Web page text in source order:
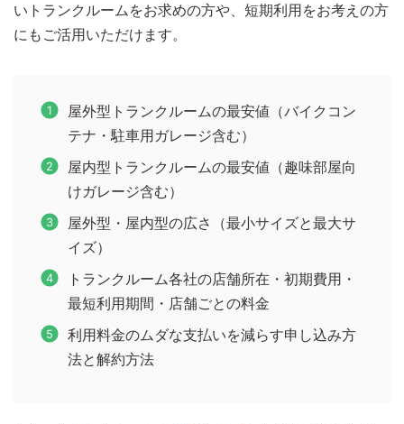
いトランクルームをお求めの方や、短期利用をお考えの方
にもご活用いただけます。
屋外型トランクルームの最安値（バイクコン
テナ・駐車用ガレージ含む）
屋内型トランクルームの最安値（趣味部屋向
けガレージ含む）
屋外型・屋内型の広さ（最小サイズと最大サ
イズ）
トランクルーム各社の店舗所在・初期費用・
最短利用期間・店舗ごとの料金
利用料金のムダな支払いを減らす申し込み方
法と解約方法